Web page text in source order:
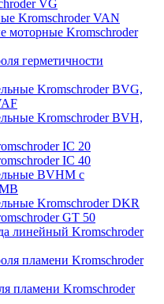
VG
Kromschroder VAN
моторные Kromschroder
герметичности
Kromschroder BVG,
Kromschroder BVH,
IC 20
IC 40
BVHM с
МВ
Kromschroder DKR
GT 50
линейный Kromschroder
пламени Kromschroder
пламени Kromschroder